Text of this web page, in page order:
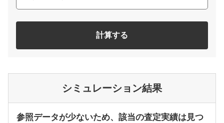
計算する
シミュレーション結果
参照データが少ないため、該当の査定実績は見つ